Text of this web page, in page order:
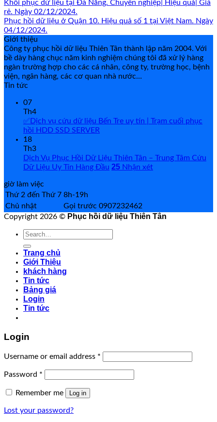
Khôi phục dữ liệu tại Đà Nẵng. Chuyên nghiệp| Hiệu quả| Giá
rẻ. Ngày 02/12/2024.
Phục hồi dữ liệu ở Quận 10. Hiệu quả số 1 tại Việt Nam. Ngày
04/12/2024.
Giới thiệu
Công ty phục hồi dữ liệu Thiên Tân thành lập năm 2004. Với
bề dày hàng chục năm kinh nghiệm chúng tôi đã xử lý hàng
ngàn trường hợp cho các cá nhân, công ty, trường học, bệnh
viện, ngân hàng, các cơ quan nhà nước…
Tin tức
07
Th4
✅Dịch vụ cứu dữ liệu Bến Tre uy tín | Trạm cuối phục
hồi HDD SSD SERVER
18
Th3
Dịch Vụ Phục Hồi Dữ Liệu Thiên Tân – Trung Tâm Cứu
Dữ Liệu Uy Tín Hàng Đầu 25 Nhận xét
giờ làm việc
Thứ 2 đến Thứ 7 8h-19h
Chủ nhật
Gọi trước 0907232462
Copyright 2026 © Phục hồi dữ liệu Thiên Tân
Search
Trang chủ
Giới Thiệu
khách hàng
Tin tức
Bảng giá
Login
Tin tức
Login
Username or email address *
Password *
Remember me Log in
Lost your password?